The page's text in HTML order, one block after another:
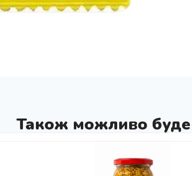
Також можливо буде